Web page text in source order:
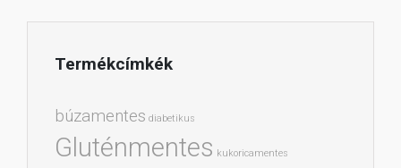
Termékcímkék
búzamentes diabetikus
Gluténmentes kukoricamentes